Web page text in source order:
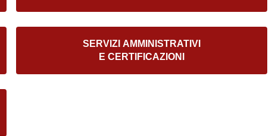
SERVIZI AMMINISTRATIVI
E CERTIFICAZIONI